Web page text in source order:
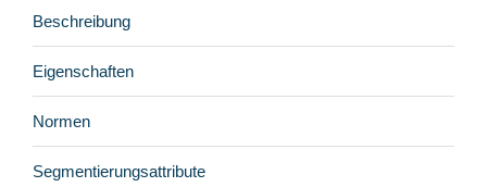
Beschreibung
Eigenschaften
Normen
Segmentierungsattribute